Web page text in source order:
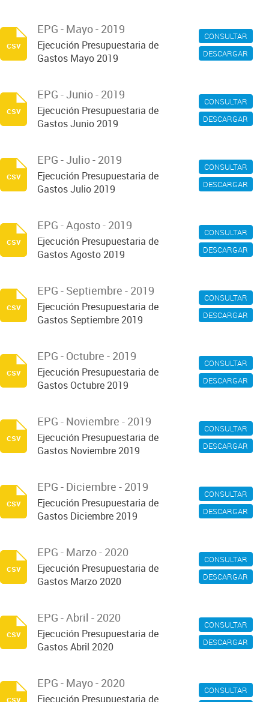
CONSULTAR
DESCARGAR
EPG - Mayo - 2019
Ejecución Presupuestaria de
Gastos Mayo 2019
csv
CONSULTAR
DESCARGAR
EPG - Junio - 2019
Ejecución Presupuestaria de
Gastos Junio 2019
csv
CONSULTAR
DESCARGAR
EPG - Julio - 2019
Ejecución Presupuestaria de
Gastos Julio 2019
csv
CONSULTAR
DESCARGAR
EPG - Agosto - 2019
Ejecución Presupuestaria de
Gastos Agosto 2019
csv
CONSULTAR
DESCARGAR
EPG - Septiembre - 2019
Ejecución Presupuestaria de
Gastos Septiembre 2019
csv
CONSULTAR
DESCARGAR
EPG - Octubre - 2019
Ejecución Presupuestaria de
Gastos Octubre 2019
csv
CONSULTAR
DESCARGAR
EPG - Noviembre - 2019
Ejecución Presupuestaria de
Gastos Noviembre 2019
csv
CONSULTAR
DESCARGAR
EPG - Diciembre - 2019
Ejecución Presupuestaria de
Gastos Diciembre 2019
csv
CONSULTAR
DESCARGAR
EPG - Marzo - 2020
Ejecución Presupuestaria de
Gastos Marzo 2020
csv
CONSULTAR
DESCARGAR
EPG - Abril - 2020
Ejecución Presupuestaria de
Gastos Abril 2020
csv
CONSULTAR
EPG - Mayo - 2020
Ejecución Presupuestaria de
csv